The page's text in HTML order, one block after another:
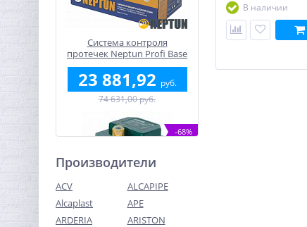
Система контроля
протечек Neptun Profi Base
3/4"
23 881,92 руб.
74 631,00 руб.
-68%
Производители
ACV
ALCAPIPE
Alcaplast
APE
ARDERIA
ARISTON
В наличии